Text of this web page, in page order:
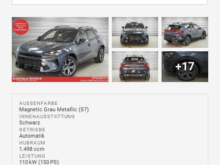
+17
AUSSENFARBE
Magnetic Grau Metallic (S7)
INNENAUSSTATTUNG
Schwarz
GETRIEBE
Automatik
HUBRAUM
1.498 ccm
LEISTUNG
110 kW (150 PS)